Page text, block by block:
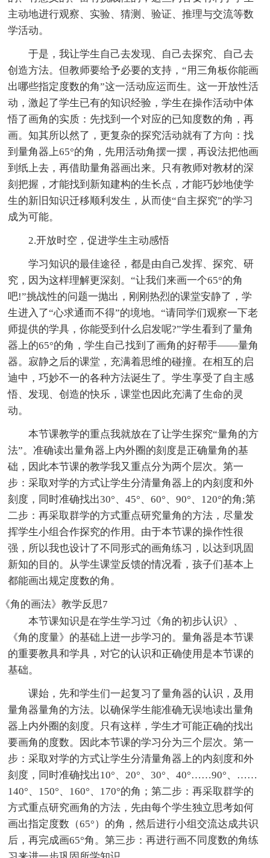
主动地进行观察、实验、猜测、验证、推理与交流等数
学活动。
于是，我让学生自己去发现、自己去探究、自己去
创造方法。但教师要给予必要的支持，“用三角板你能画
出哪些指定度数的角”这一活动应运而生。这一开放性活
动，激起了学生已有的知识经验，学生在操作活动中体
悟了画角的实质：先找到一个对应的已知度数的角，再
画。知其所以然了，更复杂的探究活动就有了方向：找
到量角器上65°的角，先用活动角摆一摆，再设法把他画
到纸上去，再借助量角器画出来。只有教师对教材的深
刻把握，才能找到新知建构的生长点，才能巧妙地使学
生的新旧知识迁移顺利发生，从而使“自主探究”的学习
成为可能。
2.开放时空，促进学生主动感悟
学习知识的最佳途径，都是由自己发挥、探究、研
究，因为这样理解更深刻。“让我们来画一个65°的角
吧!”挑战性的问题一抛出，刚刚热烈的课堂安静了，学
生进入了“心求通而不得”的境地。“请同学们观察一下老
师提供的学具，你能受到什么启发呢?”学生看到了量角
器上的65°的角，学生自己找到了画角的好帮手——量角
器。寂静之后的课堂，充满着思维的碰撞。在相互的启
迪中，巧妙不一的各种方法诞生了。学生享受了自主感
悟、发现、创造的快乐，课堂也因此充满了生命的灵
动。
本节课教学的重点我就放在了让学生探究“量角的方
法”。准确读出量角器上内外圈的刻度是正确量角的基
础，因此本节课的教学我又重点分为两个层次。第一
步：采取对学的方式让学生分清量角器上的内刻度和外
刻度，同时准确找出30°、45°、60°、90°、120°的角;第
二步：再采取群学的方式重点研究量角的方法，尽量发
挥学生小组合作探究的作用。由于本节课的操作性很
强，所以我也设计了不同形式的画角练习，以达到巩固
新知的目的。从学生课堂反馈的情况看，孩子们基本上
都能画出规定度数的角。
《角的画法》教学反思7
本节课知识是在学生学习过《角的初步认识》、
《角的度量》的基础上进一步学习的。量角器是本节课
的重要教具和学具，对它的认识和正确使用是本节课的
基础。
课始，先和学生们一起复习了量角器的认识，及用
量角器量角的方法。以确保学生能准确无误地读出量角
器上内外圈的刻度。只有这样，学生才可能正确的找出
要画角的度数。因此本节课的学习分为三个层次。第一
步：采取对学的方式让学生分清量角器上的内刻度和外
刻度，同时准确找出10°、20°、30°、40°……90°、……
140°、150°、160°、170°的角；第二步：再采取群学的
方式重点研究画角的方法，先由每个学生独立思考如何
画出指定度数（65°）的角，然后进行小组交流达成共识
后，再完成画65°角。第三步：再进行画不同度数的角练